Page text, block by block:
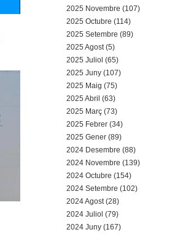
2025 Novembre (107)
2025 Octubre (114)
2025 Setembre (89)
2025 Agost (5)
2025 Juliol (65)
2025 Juny (107)
2025 Maig (75)
2025 Abril (63)
2025 Març (73)
2025 Febrer (34)
2025 Gener (89)
2024 Desembre (88)
2024 Novembre (139)
2024 Octubre (154)
2024 Setembre (102)
2024 Agost (28)
2024 Juliol (79)
2024 Juny (167)